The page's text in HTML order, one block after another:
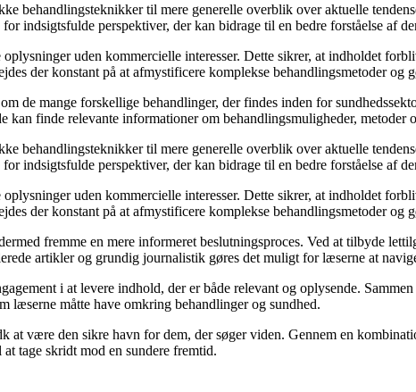
behandlingsteknikker til mere generelle overblik over aktuelle
indsigtsfulde perspektiver, der kan bidrage til en bedre forståelse af
uden kommercielle interesser. Dette sikrer, at indholdet
der konstant på at afmystificere komplekse behandlingsmetoder og
de mange forskellige behandlinger, der findes inden for
finde relevante informationer om behandlingsmuligheder, metoder
behandlingsteknikker til mere generelle overblik over aktuelle
indsigtsfulde perspektiver, der kan bidrage til en bedre forståelse af
uden kommercielle interesser. Dette sikrer, at indholdet
der konstant på at afmystificere komplekse behandlingsmetoder og
fremme en mere informeret beslutningsproces. Ved at tilbyde
artikler og grundig journalistik gøres det muligt for læserne at
i at levere indhold, der er både relevant og oplysende.
læserne måtte have omkring behandlinger og sundhed.
være den sikre havn for dem, der søger viden. Gennem en
tage skridt mod en sundere fremtid.